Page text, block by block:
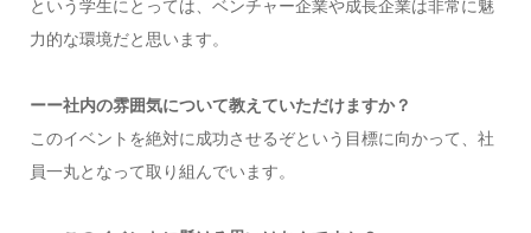
という学生にとっては、ベンチャー企業や成長企業は非常に魅
力的な環境だと思います。
ーー社内の雰囲気について教えていただけますか？
このイベントを絶対に成功させるぞという目標に向かって、社
員一丸となって取り組んでいます。